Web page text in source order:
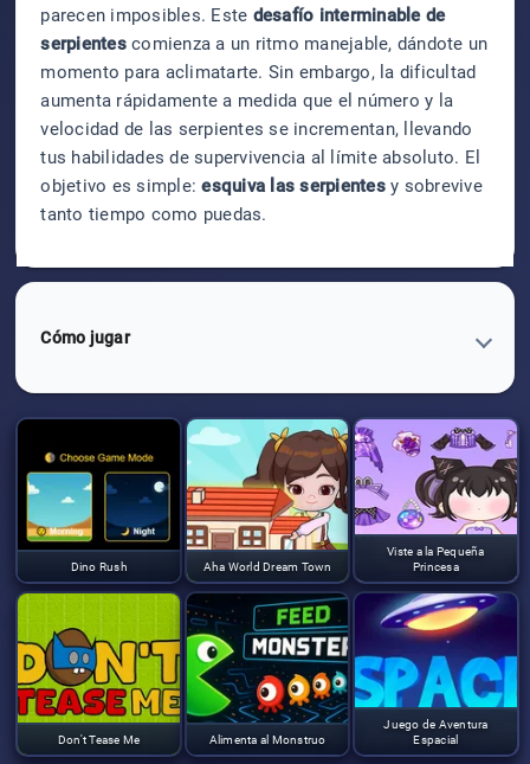
parecen imposibles. Este desafío interminable de
serpientescomienza a un ritmo manejable, dándote un
momento para aclimatarte. Sin embargo, la dificultad
aumenta rápidamente a medida que el número y la
velocidad de las serpientes se incrementan, llevando
tus habilidades de supervivencia al límite absoluto. El
objetivo es simple:esquiva las serpientesy sobrevive
tanto tiempo como puedas.
Cómo jugar
Dino Rush Aha World Dream Town
Viste a la Pequeña
Princesa
Don't Tease Me Alimenta al Monstruo
Juego de Aventura
Espacial